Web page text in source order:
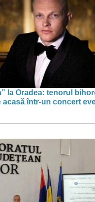
la Oradea: tenorul
într-un concert